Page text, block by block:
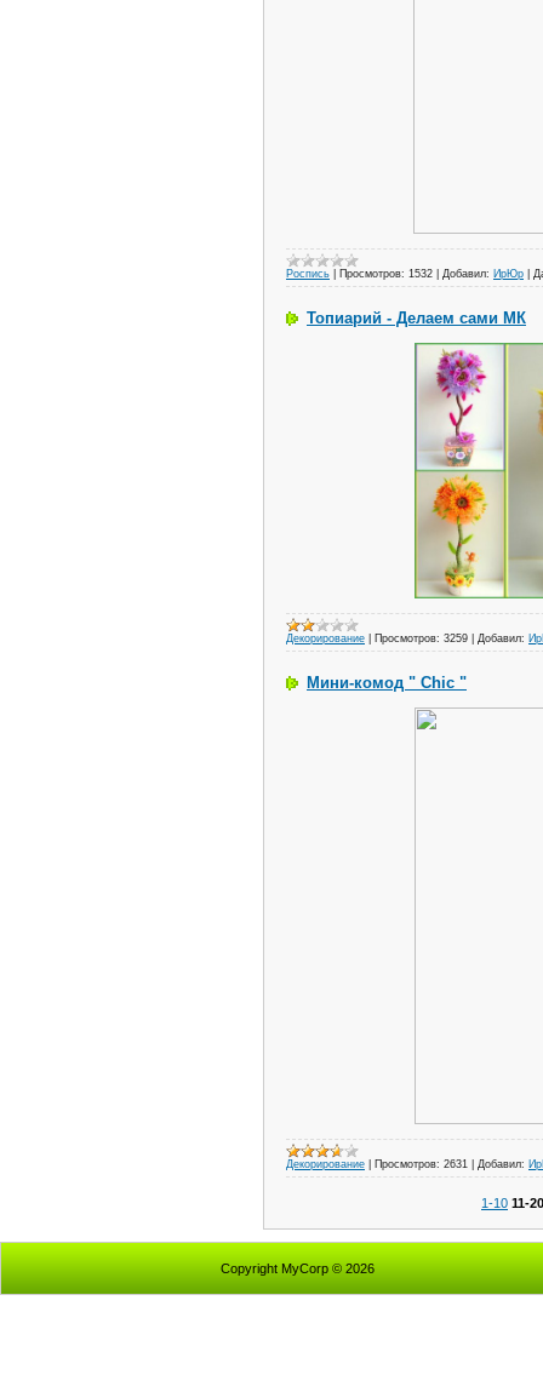
Роспись Просмотров: 1532 Добавил: ИрЮр
Топиарий - Делаем сами МК
Декорирование Просмотров: 3259 Добавил:
Мини-комод " Сhic "
Декорирование Просмотров: 2631 Добавил:
1-10 11-20
Copyright MyCorp © 2026